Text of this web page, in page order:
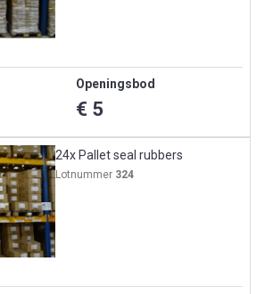
Openingsbod
€ 5
24x Pallet seal rubbers
Lotnummer 324